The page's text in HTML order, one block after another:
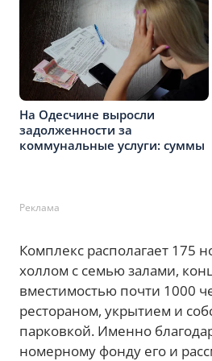
На Одесчине выросли
задолженности за
коммунальные услуги: суммы
Реклама
Комплекс располагает 175
холлом с семью залами,
вместимостью почти 1000
рестораном, укрытием и
парковкой. Именно
номерному фонду его и